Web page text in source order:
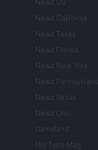
Newz US
Newz California
Newz Texas
Newz Florida
Newz New York
Newz Pennsylvania
Newz Illinois
Newz Ohio
Gameland
Hig Tech Mag